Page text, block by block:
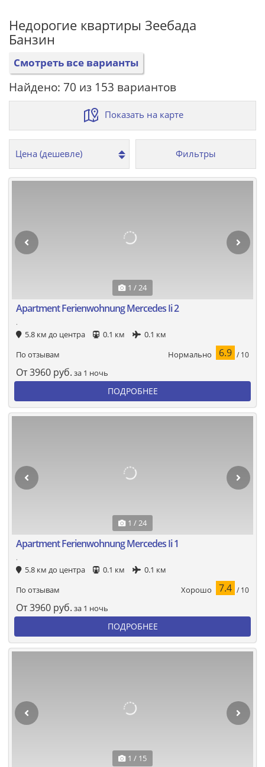
Недорогие квартиры Зеебада
Банзин
Смотреть все варианты
Найдено: 70 из 153 вариантов
Показать на карте
Фильтры
1 / 24
Apartment Ferienwohnung Mercedes Ii 2
.
5.8 км до центра 0.1 км
0.1 км
По отзывам
Нормально 6.9 / 10
От3960 руб. за 1 ночь
ПОДРОБНЕЕ
1 / 24
Apartment Ferienwohnung Mercedes Ii 1
.
5.8 км до центра 0.1 км
0.1 км
По отзывам
Хорошо 7.4 / 10
От3960 руб. за 1 ночь
ПОДРОБНЕЕ
1 / 15